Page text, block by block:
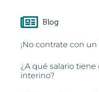
Blog
¡No contrate con
¿A qué salario
interino?